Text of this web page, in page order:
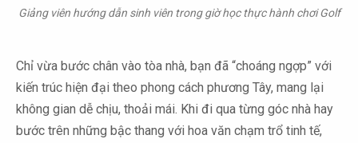
Giảng viên hướng dẫn sinh viên trong giờ học thực hành chơi Golf
Chỉ vừa bước chân vào tòa nhà, bạn đã “choáng ngợp” với
kiến trúc hiện đại theo phong cách phương Tây, mang lại
không gian dễ chịu, thoải mái. Khi đi qua từng góc nhà hay
bước trên những bậc thang với hoa văn chạm trổ tinh tế,